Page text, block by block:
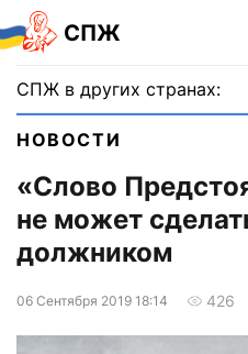
СПЖ
СПЖ в других странах:
НОВОСТИ
«Слово
не может
должником
06 Сентября 2019 18:14 426